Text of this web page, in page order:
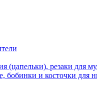
резаки для
бобинки и косточки для